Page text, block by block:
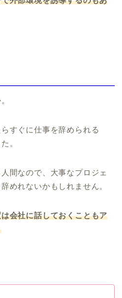
すぐに仕事を辞められる
。
間なので、大事なプロジェ
めれないかもしれません。
会社に話しておくこともア